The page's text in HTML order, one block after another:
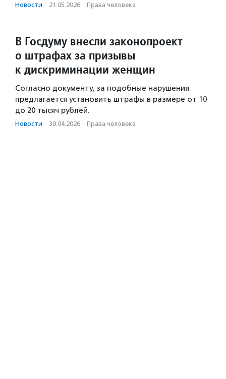
Новости · 21.05.2026 · Права человека
В Госдуму внесли законопроект
о штрафах за призывы
к дискриминации женщин
Согласно документу, за подобные нарушения
предлагается установить штрафы в размере от 10
до 20 тысяч рублей.
Новости · 30.04.2026 · Права человека